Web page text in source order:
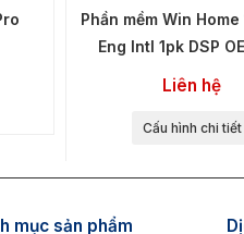
Phần mềm Win Home
Eng Intl 1pk DSP
Liên hệ
Cấu hình chi tiết
mục sản phẩm